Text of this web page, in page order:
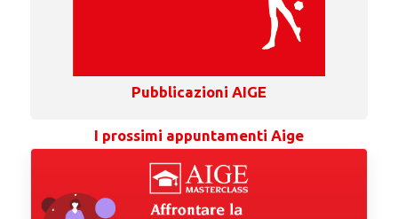
Pubblicazioni AIGE
I prossimi appuntamenti Aige